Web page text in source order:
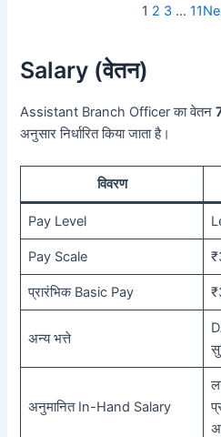
1 2 3 … 11
Salary (वेतन)
Assistant Branch Officer का वेतन
अनुसार निर्धारित किया जाता है।
विवरण
Pay Level
Pay Scale
प्रारंभिक Basic Pay
अन्य भत्ते
अनुमानित In-Hand Salary